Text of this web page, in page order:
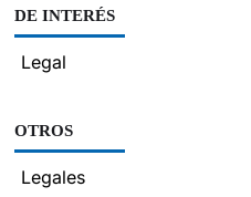
DE INTERÉS
Legal
OTROS
Legales